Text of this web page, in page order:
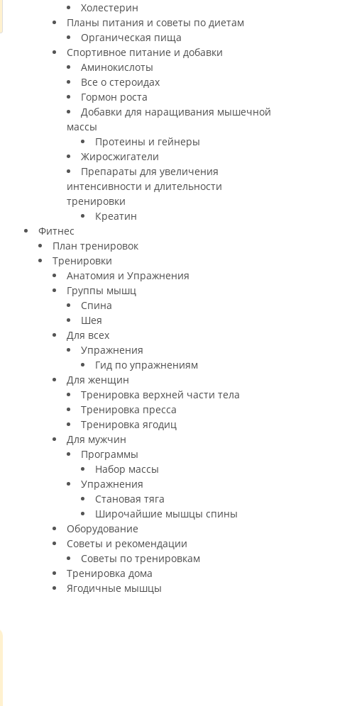
Холестерин
Планы питания и советы по диетам
Органическая пища
Спортивное питание и добавки
Аминокислоты
Все о стероидах
Гормон роста
Добавки для наращивания мышечной
массы
Протеины и гейнеры
Жиросжигатели
Препараты для увеличения
интенсивности и длительности
тренировки
Креатин
Фитнес
План тренировок
Тренировки
Анатомия и Упражнения
Группы мышц
Спина
Шея
Для всех
Упражнения
Гид по упражнениям
Для женщин
Тренировка верхней части тела
Тренировка пресса
Тренировка ягодиц
Для мужчин
Программы
Набор массы
Упражнения
Становая тяга
Широчайшие мышцы спины
Оборудование
Советы и рекомендации
Советы по тренировкам
Тренировка дома
Ягодичные мышцы